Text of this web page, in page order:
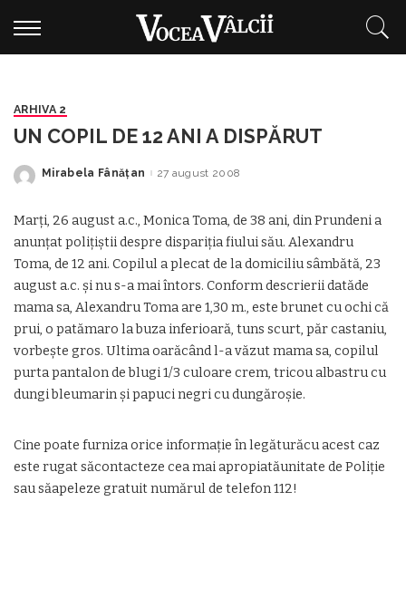
ARHIVA 2
UN COPIL DE 12 ANI A DISPĂRUT
Posted
Mirabela Fânăţan 27 august 2008
Marți, 26 august a.c., Monica Toma, de 38 ani, din Prundeni a
anunțat polițiștii despre dispariția fiului său. Alexandru
Toma, de 12 ani. Copilul a plecat de la domiciliu sâmbătă, 23
august a.c. și nu s-a mai întors. Conform descrierii datăde
mama sa, Alexandru Toma are 1,30 m., este brunet cu ochi că
prui, o patămaro la buza inferioară, tuns scurt, păr castaniu,
vorbește gros. Ultima oarăcând l-a văzut mama sa, copilul
purta pantalon de blugi 1/3 culoare crem, tricou albastru cu
dungi bleumarin și papuci negri cu dungăroșie.
Cine poate furniza orice informație în legăturăcu acest caz
este rugat săcontacteze cea mai apropiatăunitate de Poliție
sau săapeleze gratuit numărul de telefon 112!